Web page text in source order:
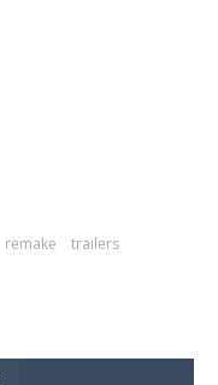
remake trailers